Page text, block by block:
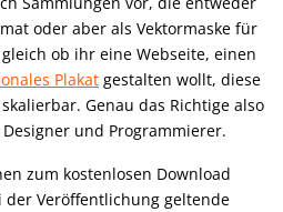
oder aber als Vektormaske für
ob ihr eine Webseite, einen
Plakat gestalten wollt, diese
Genau das Richtige also
und Programmierer.
zum kostenlosen Download
Veröffentlichung geltende